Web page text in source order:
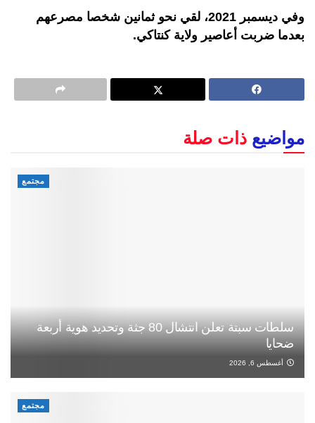
وفي ديسمبر 2021، لقي نحو ثمانين شخصا مصرعهم
بعدما ضربت أعاصير ولاية كنتاكي.
مواضيع ذات صلة
مجتمع
سلطات سبتة تعلن انتشال 80 جثة وتحديد هوية أربعة
ضحايا
أغسطس 6, 2026
مجتمع